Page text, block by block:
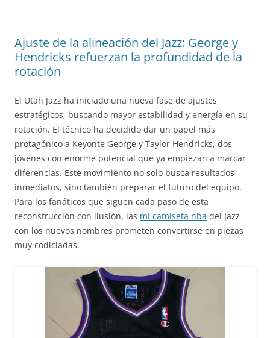
Ajuste de la alineación del Jazz: George y
Hendricks refuerzan la profundidad de la
rotación
El Utah Jazz ha iniciado una nueva fase de ajustes
estratégicos, buscando mayor estabilidad y energía en su
rotación. El técnico ha decidido dar un papel más
protagónico a Keyonte George y Taylor Hendricks, dos
jóvenes con enorme potencial que ya empiezan a marcar
diferencias. Este movimiento no solo busca resultados
inmediatos, sino también preparar el futuro del equipo.
Para los fanáticos que siguen cada paso de esta
reconstrucción con ilusión, las mi camiseta nba del Jazz
con los nuevos nombres prometen convertirse en piezas
muy codiciadas.